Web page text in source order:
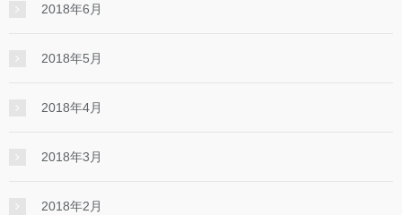
2018年6月
2018年5月
2018年4月
2018年3月
2018年2月